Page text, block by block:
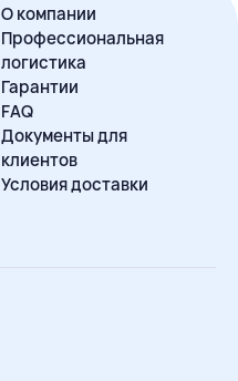
О компании
Профессиональная
логистика
Гарантии
FAQ
Документы для
клиентов
Условия доставки